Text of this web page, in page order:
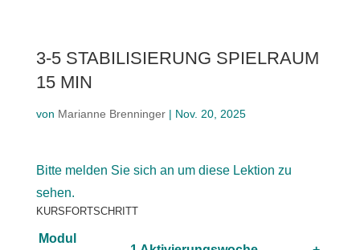
3-5 STABILISIERUNG SPIELRAUM
15 MIN
von Marianne Brenninger| Nov. 20, 2025
Bitte melden Sie sich an um diese Lektion zu
sehen.
KURSFORTSCHRITT
Modul